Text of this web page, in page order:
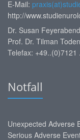
E-Mail:
http://
Dr. Susan
Prof. Dr. Tilman
Telefax: +49..(0)7121
Notfall
Unexpected Adverse
Serious Adverse